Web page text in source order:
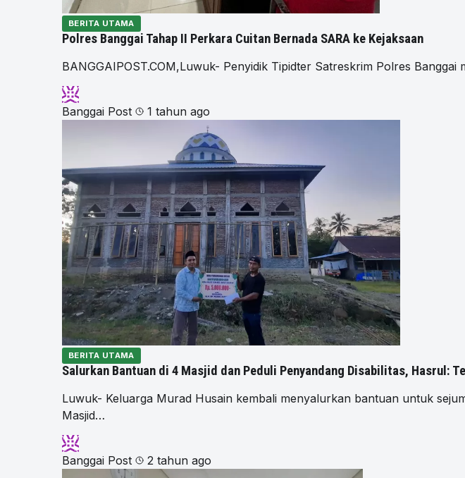
BERITA UTAMA
Polres Banggai Tahap II Perkara Cuitan Bernada SARA ke Kejaksaan
BANGGAIPOST.COM,Luwuk- Penyidik Tipidter Satreskrim Polres
Banggai Post 1 tahun ago
BERITA UTAMA
Salurkan Bantuan di 4 Masjid dan Peduli Penyandang Disabilitas, Hasrul:
Luwuk- Keluarga Murad Husain kembali menyalurkan bantuan untuk
Masjid…
Banggai Post 2 tahun ago